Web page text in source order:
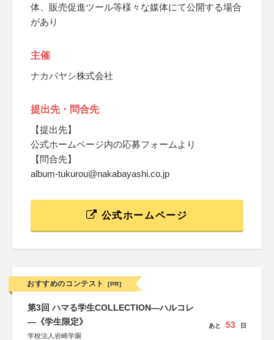
体、販売促進ツール等様々な媒体にて公開する場合
があり
主催
ナカバヤシ株式会社
提出先・問合先
【提出先】
公式ホームページ内の応募フォームより
【問合先】
album-tukurou@nakabayashi.co.jp
公式ホームページ
おすすめのコンテスト [PR]
第3回 ハマる学生COLLECTION―ハルコレ
―《学生限定》
学校法人岩崎学園
あと 53 日